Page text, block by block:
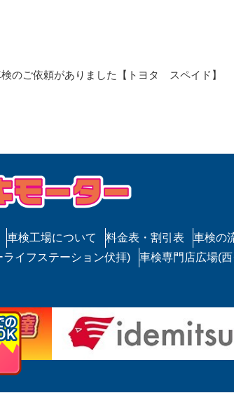
のご依頼がありました【トヨタ スペイド】
車検工場について 料金表・割引表 車検の
イフステーション伏拝)
車検専門店広場(